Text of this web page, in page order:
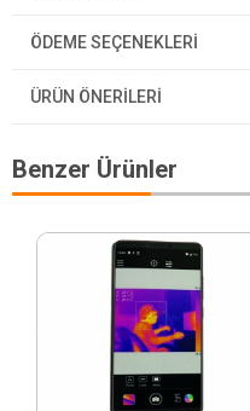
ÖDEME SEÇENEKLERI
ÜRÜN ÖNERILERI
Benzer Ürünler